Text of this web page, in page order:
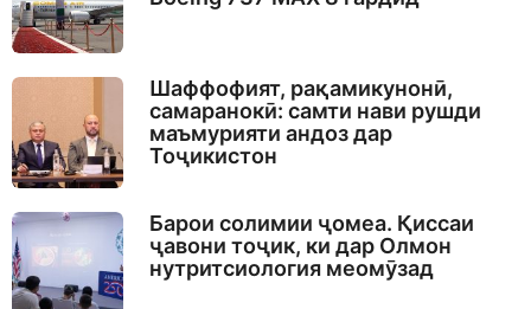
Шаффофият, рақамикунонӣ,
самаранокӣ: самти нави рушди
маъмурияти андоз дар
Тоҷикистон
Барои солимии ҷомеа. Қиссаи
ҷавони тоҷик, ки дар Олмон
нутритсиология меомӯзад